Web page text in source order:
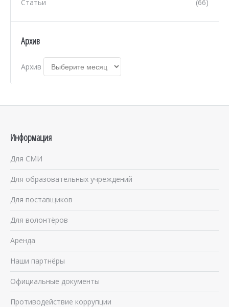
(66)
Статьи
Архив
Архив
Информация
Для СМИ
Для образовательных учреждений
Для поставщиков
Для волонтёров
Аренда
Наши партнёры
Официальные документы
Противодействие коррупции